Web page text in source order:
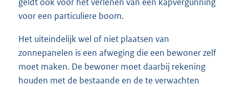
voor een particuliere boom.
Het uiteindelijk wel of niet plaatsen van
zonnepanelen is een afweging die een bewoner zelf
moet maken. De bewoner moet daarbij rekening
houden met de bestaande en de te verwachten